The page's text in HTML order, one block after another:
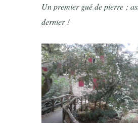
Un premier gué de pierre ;
dernier !